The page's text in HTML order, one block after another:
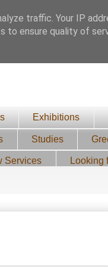
Exhibitions
Studies
Services Looking
traffic. Your IP
to ensure quality of